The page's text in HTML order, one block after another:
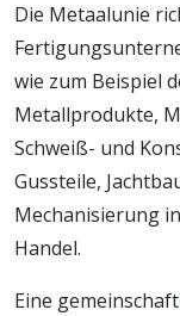
Die Metaalunie
wie zum Beispiel
Metallprodukte,
Schweiß- und
Gussteile,
Mechanisierung
Handel.
Eine